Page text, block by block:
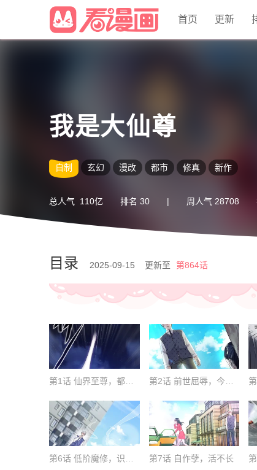
首页 更新
我是大仙尊
自制 玄幻 漫改 都市 修真 新作
总人气 110亿 排名 30 | 周人气 28708
目录 2025-09-15 更新至 第864话
第1话 仙界至尊，都市重生 第2话 前世屈辱，今生来报
第6话 低阶魔修，识破身份 第7话 自作孽，活不长